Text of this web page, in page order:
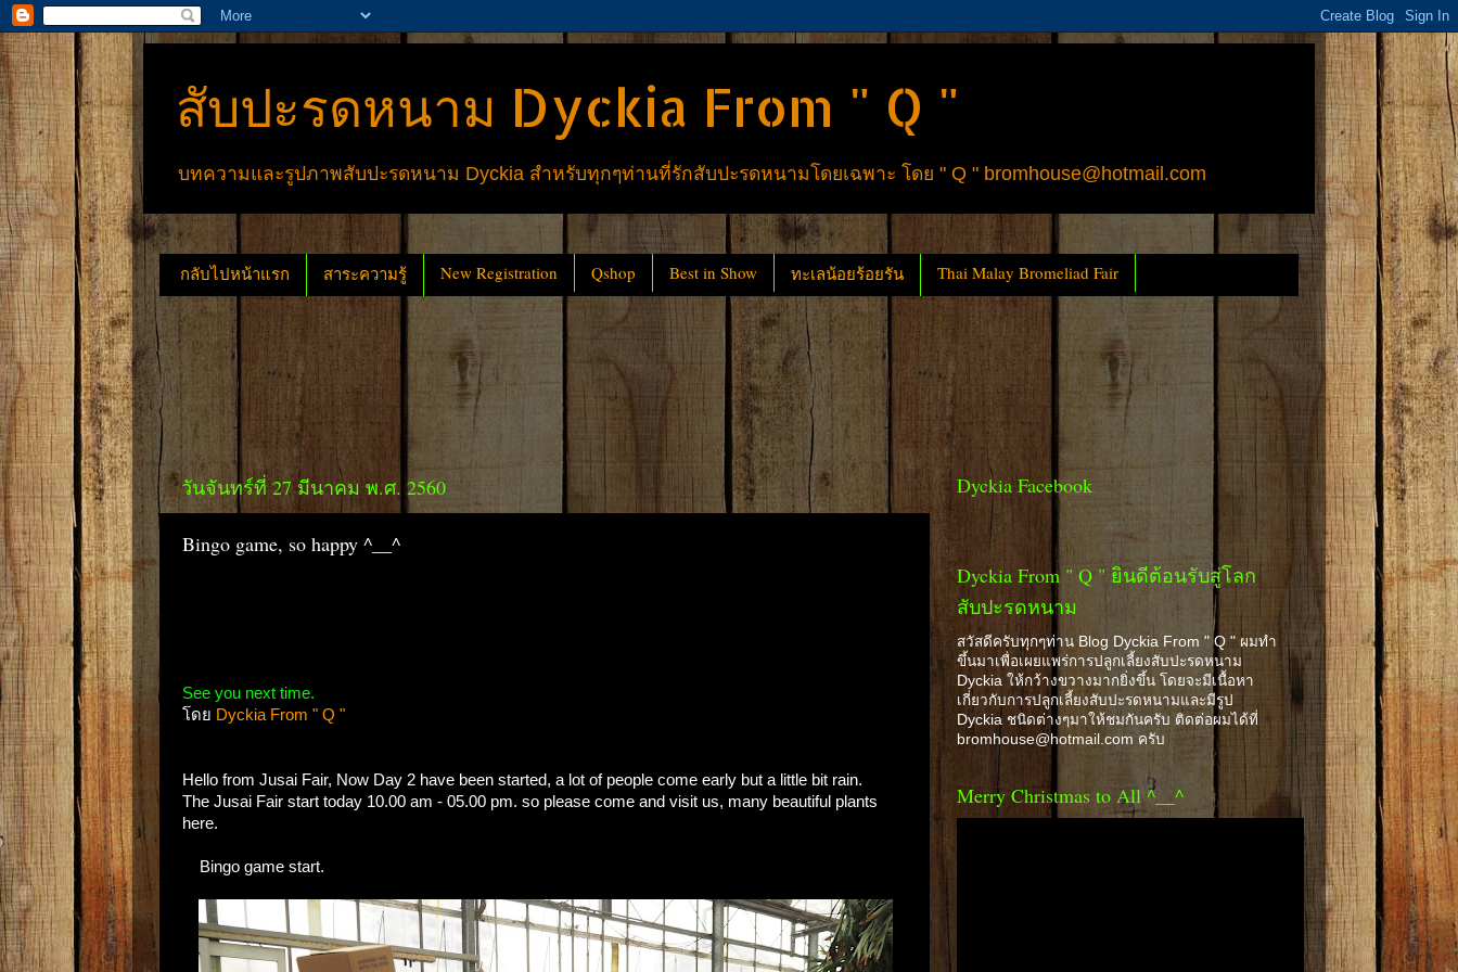
สับปะรดหนาม Dyckia From " Q "
บทความและรูปภาพสับปะรดหนาม Dyckia สำหรับทุกๆท่านที่รักสับปะรดหนามโดยเฉพาะ โดย " Q " bromhouse@hotmail.com
กลับไปหน้าแรก สาระความรู้ New Registration Qshop Best in Show ทะเลน้อยร้อยรัน Thai Malay Bromeliad Fair
วันจันทร์ที่ 27 มีนาคม พ.ศ. 2560
Bingo game, so happy ^__^
See you next time.
โดย Dyckia From " Q "
Hello from Jusai Fair, Now Day 2 have been started, a lot of people come early but a little bit rain.
The Jusai Fair start today 10.00 am - 05.00 pm. so please come and visit us, many beautiful plants
here.
Bingo game start.
Dyckia Facebook
Dyckia From " Q " ยินดีต้อนรับสู่โลก
สับปะรดหนาม
สวัสดีครับทุกๆท่าน Blog Dyckia From " Q " ผมทำ
ขึ้นมาเพื่อเผยแพร่การปลูกเลี้ยงสับปะรดหนาม
Dyckia ให้กว้างขวางมากยิ่งขึ้น โดยจะมีเนื้อหา
เกี่ยวกับการปลูกเลี้ยงสับปะรดหนามและมีรูป
Dyckia ชนิดต่างๆมาให้ชมกันครับ ติดต่อผมได้ที่
bromhouse@hotmail.com ครับ
Merry Christmas to All ^__^